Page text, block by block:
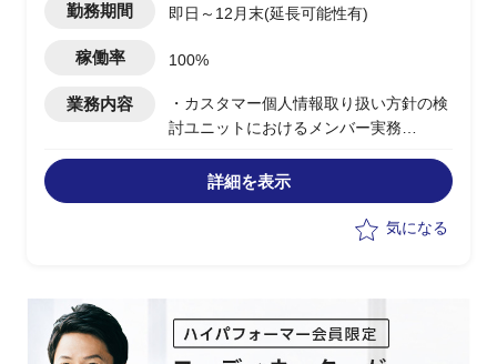
勤務期間 即日～12月末(延長可能性有)
稼働率 100%
業務内容
・カスタマー個人情報取り扱い方針の検
討ユニットにおけるメンバー実務
ンペーパ作成、および決定事項の全社横
断展開
詳細を表示
気になる